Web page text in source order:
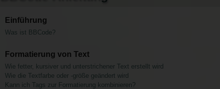
Z
U
RI
FF
Einführung
Was ist BBCode?
Formatierung von Text
Wie fetter, kursiver und unterstrichener Text erstellt wird
Wie die Textfarbe oder -größe geändert wird
Kann ich Tags zur Formatierung kombinieren?